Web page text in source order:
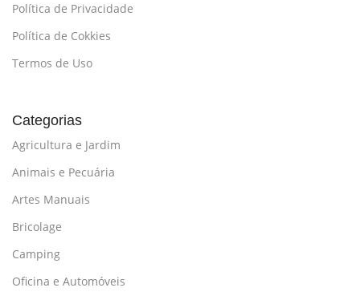
Política de Privacidade
Política de Cokkies
Termos de Uso
Categorias
Agricultura e Jardim
Animais e Pecuária
Artes Manuais
Bricolage
Camping
Oficina e Automóveis